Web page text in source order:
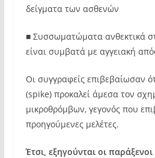
δείγματα των ασθενών
■ Συσσωματώματα ανθεκτικά
είναι συμβατά με αγγειακή
Οι συγγραφείς επιβεβαίωσαν
(spike) προκαλεί άμεσα τον
μικροθρόμβων, γεγονός που
προηγούμενες μελέτες.
Έτσι, εξηγούνται οι παράξενοι